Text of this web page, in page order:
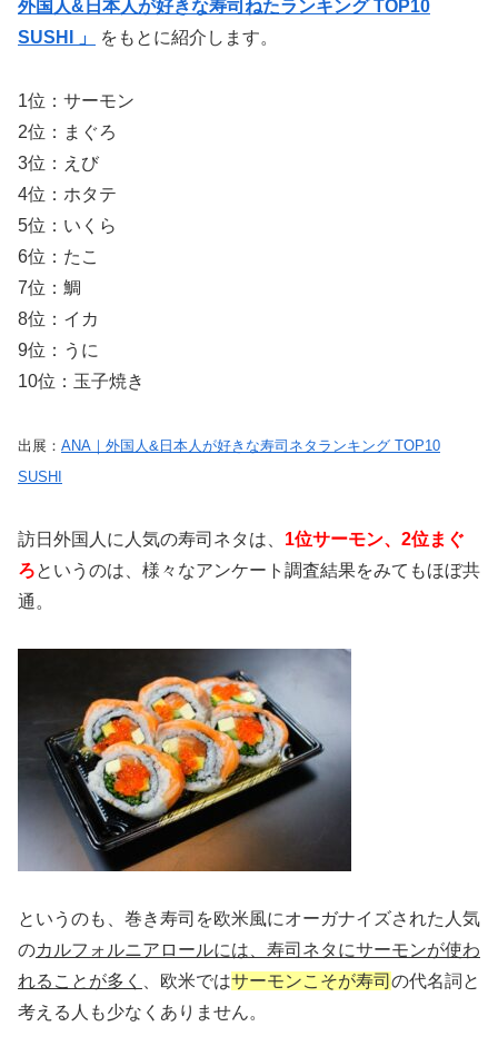
外国人&日本人が好きな寿司ねたランキング TOP10
SUSHI 」
をもとに紹介します。
1位：サーモン
2位：まぐろ
3位：えび
4位：ホタテ
5位：いくら
6位：たこ
7位：鯛
8位：イカ
9位：うに
10位：玉子焼き
出展： ANA｜外国人&日本人が好きな寿司ネタランキング TOP10
SUSHI
訪日外国人に人気の寿司ネタは、 1位サーモン、2位まぐ
ろというのは、様々なアンケート調査結果をみてもほぼ共
通。
というのも、巻き寿司を欧米風にオーガナイズされた人気
のカルフォルニアロールには、寿司ネタにサーモンが使わ
れることが多く
、欧米ではサーモンこそが寿司 の代名詞と
考える人も少なくありません。